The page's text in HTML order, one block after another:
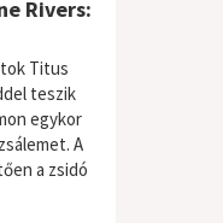
Rivers:
Titus
teszik
egykor
A
a zsidó